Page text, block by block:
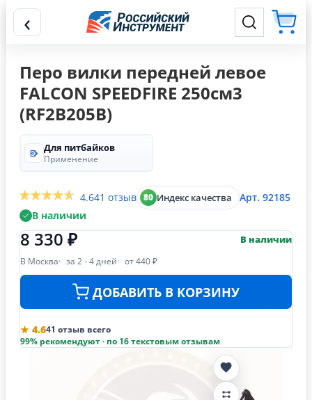
‹
Перо вилки передней левое
FALCON SPEEDFIRE 250см3
(RF2B205B)
Для питбайков
Применение
4.641 отзыв 80 Индекс качества
Арт. 92185
В наличии
8 330 ₽ В наличии
В Москва за 2 - 4 дней от 440 ₽
ДОБАВИТЬ В КОРЗИНУ
★ 4.641 отзыв всего
99% рекомендуют · по 16 текстовым отзывам